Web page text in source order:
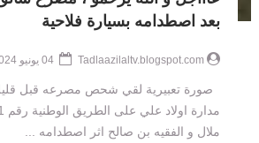
بعد اصطدامه بسيارة فلاحية
Tadlaazilaltv.blogspot.com
صورة تعبيرية لقي شحص مصرعه قبل
ملال و الفقيه بن صالح اثر اصطدامه ...